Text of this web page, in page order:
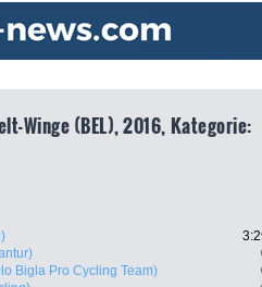
Winge (BEL), 2016, Kategorie:
Bigla Pro Cycling Team)